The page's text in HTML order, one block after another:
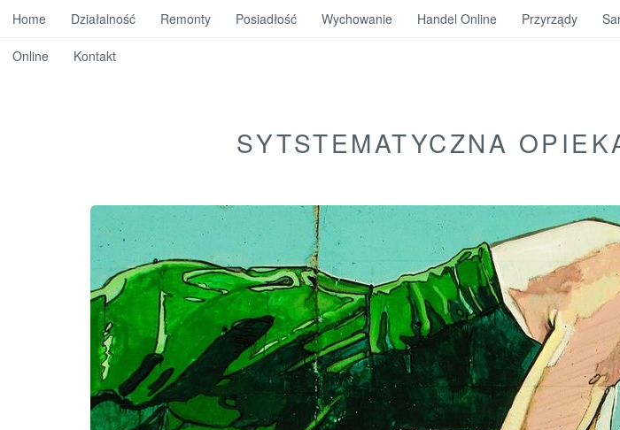
SYTSTEMATYCZNA
Home Działalność Remonty Posiadłość Wychowanie Handel Online Przyrządy
Online Kontakt